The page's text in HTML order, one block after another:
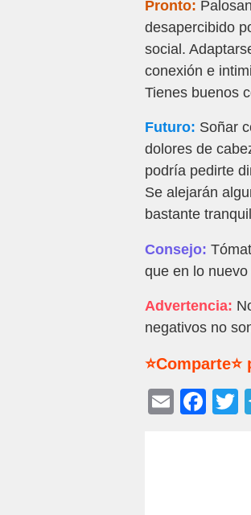
Pronto:
desapercibido
social.
conexión e
Tienes buenos
Futuro: Soñar
dolores de
podría pedirte
Se alejarán
bastante
Consejo:
que en lo
Advertencia:
negativos no
E
F